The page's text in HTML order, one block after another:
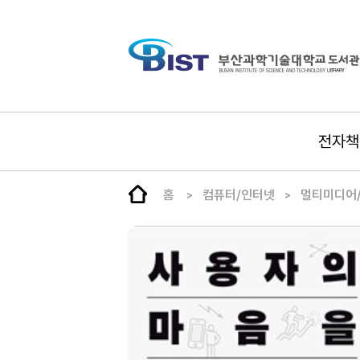
전자책
홈 컴퓨터/인터넷 멀티미디